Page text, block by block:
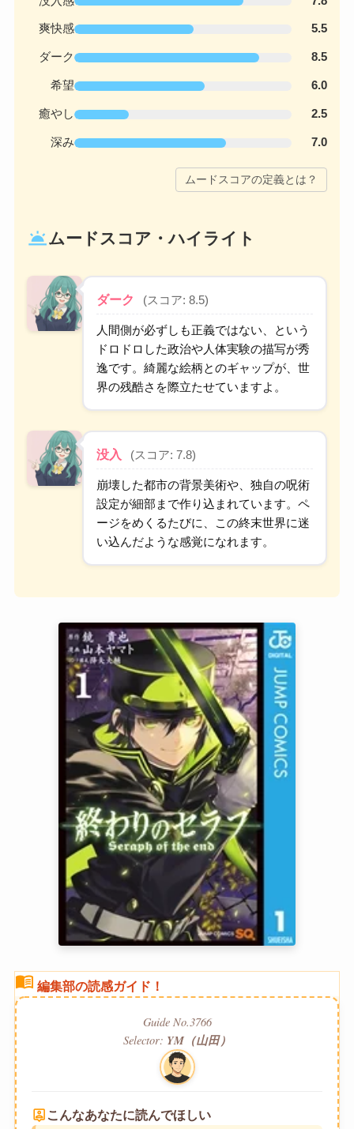
爽快感 5.5
ダーク 8.5
希望 6.0
癒やし 2.5
深み 7.0
ムードスコアの定義とは？
wb_twilightムードスコア・ハイライト
ダーク (スコア: 8.5)
人間側が必ずしも正義ではない、という
ドロドロした政治や人体実験の描写が秀
逸です。綺麗な絵柄とのギャップが、世
界の残酷さを際立たせていますよ。
没入 (スコア: 7.8)
崩壊した都市の背景美術や、独自の呪術
設定が細部まで作り込まれています。ペ
ージをめくるたびに、この終末世界に迷
い込んだような感覚になれます。
menu_book 編集部の読感ガイド！
Guide No.3766
Selector: YM（山田）
person_pin こんなあなたに読んでほしい